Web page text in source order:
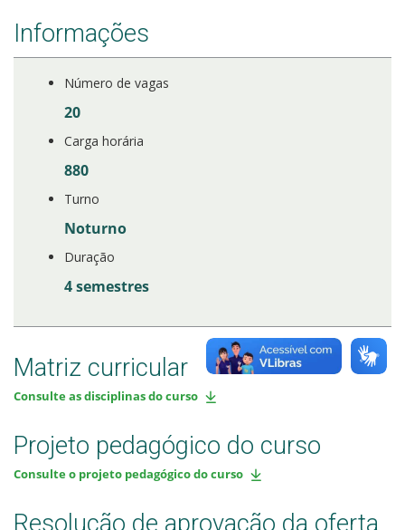
Orientações para Matrícula
Cadastro de interesse
Informações
Número de vagas
20
Carga horária
880
Turno
Noturno
Duração
4 semestres
Matriz curricular
Consulte as disciplinas do curso
Projeto pedagógico do curso
Consulte o projeto pedagógico do curso
Resolução de aprovação da oferta